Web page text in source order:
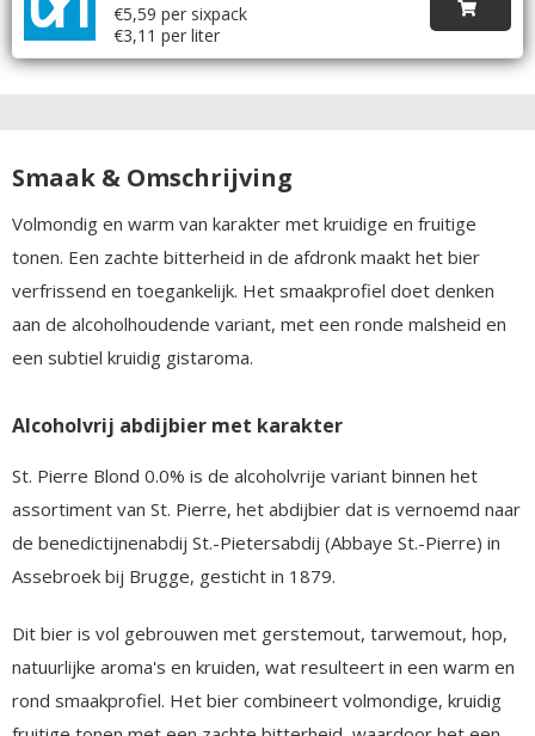
€5,59 per sixpack
€3,11 per liter
Smaak & Omschrijving
Volmondig en warm van karakter met kruidige en fruitige
tonen. Een zachte bitterheid in de afdronk maakt het bier
verfrissend en toegankelijk. Het smaakprofiel doet denken
aan de alcoholhoudende variant, met een ronde malsheid en
een subtiel kruidig gistaroma.
Alcoholvrij abdijbier met karakter
St. Pierre Blond 0.0% is de alcoholvrije variant binnen het
assortiment van St. Pierre, het abdijbier dat is vernoemd naar
de benedictijnenabdij St.-Pietersabdij (Abbaye St.-Pierre) in
Assebroek bij Brugge, gesticht in 1879.
Dit bier is vol gebrouwen met gerstemout, tarwemout, hop,
natuurlijke aroma's en kruiden, wat resulteert in een warm en
rond smaakprofiel. Het bier combineert volmondige, kruidig